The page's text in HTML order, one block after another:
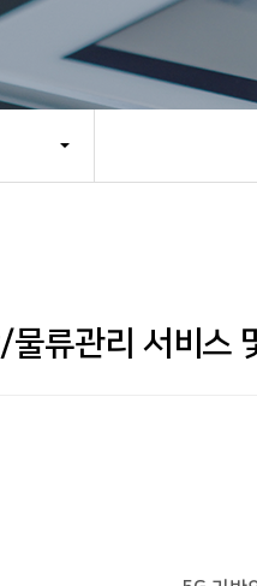
물류관리 서비스